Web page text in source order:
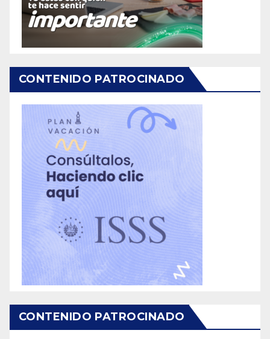
CONTENIDO PATROCINADO
CONTENIDO PATROCINADO